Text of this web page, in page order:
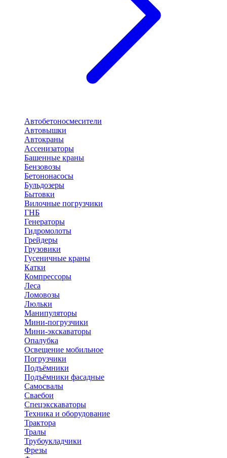
Автобетоносмесители
Автовышки
Автокраны
Ассенизаторы
Башенные краны
Бензовозы
Бетононасосы
Бульдозеры
Бытовки
Вилочные погрузчики
ГНБ
Генераторы
Гидромолоты
Грейдеры
Грузовики
Гусеничные краны
Катки
Компрессоры
Леса
Ломовозы
Люльки
Манипуляторы
Мини-погрузчики
Мини-экскаваторы
Опалубка
Освещение мобильное
Погрузчики
Подъёмники
Подъёмники фасадные
Самосвалы
Сваебои
Спецэкскаваторы
Техника и оборудование
Трактора
Тралы
Трубоукладчики
Фрезы